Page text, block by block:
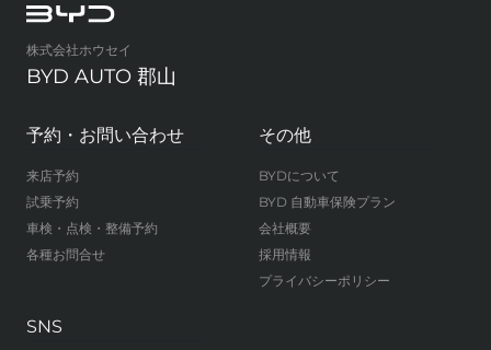
株式会社ホウセイ
BYD AUTO 郡山
予約・お問い合わせ
来店予約
試乗予約
車検・点検・整備予約
各種お問合せ
その他
BYDについて
BYD 自動車保険プラン
会社概要
採用情報
プライバシーポリシー
SNS